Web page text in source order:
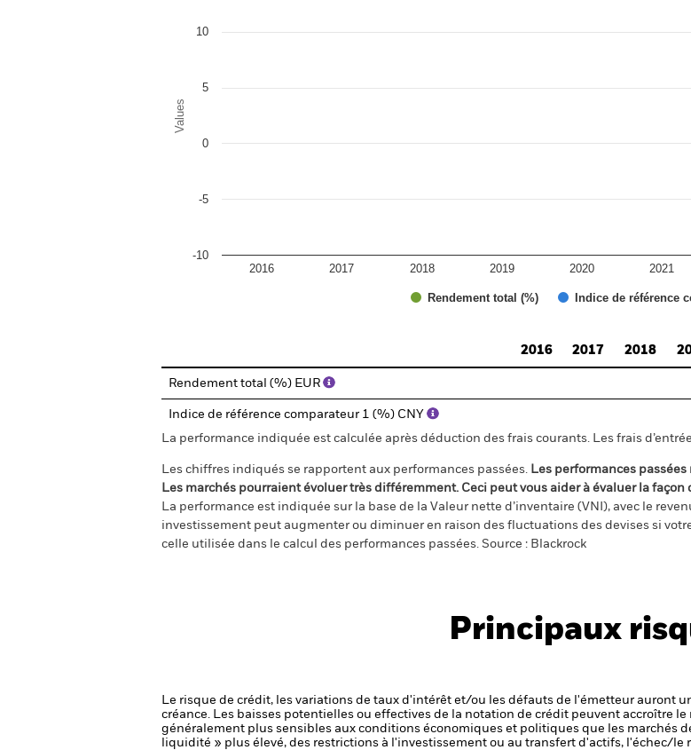
Values
Rendement total (%) Indice de référence
2016 2017 2018 2019 2020 2021
-10
-5
0
5
10
2016
2017 2018
Rendement total (%) EUR
Indice de référence comparateur 1 (%) CNY
La performance indiquée est calculée après déduction des frais courants. Les frais
Les chiffres indiqués se rapportent aux performances passées. Les performances
Les marchés pourraient évoluer très différemment. Ceci peut vous aider à évaluer la façon
La performance est indiquée sur la base de la Valeur nette d’inventaire (VNI), avec le
investissement peut augmenter ou diminuer en raison des fluctuations des devises si
celle utilisée dans le calcul des performances passées. Source : Blackrock
Principaux
Le risque de crédit, les variations de taux d'intérêt et/ou les défauts de l'émetteur auront
créance. Les baisses potentielles ou effectives de la notation de crédit peuvent accroître le
généralement plus sensibles aux conditions économiques et politiques que les marchés
liquidité » plus élevé, des restrictions à l'investissement ou au transfert d'actifs, l'échec/